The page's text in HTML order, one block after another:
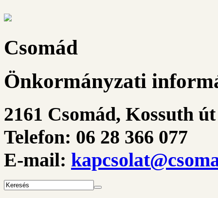
Csomád
Önkormányzati
2161 Csomád, Kossuth
Telefon: 06 28 366 077
E-mail: